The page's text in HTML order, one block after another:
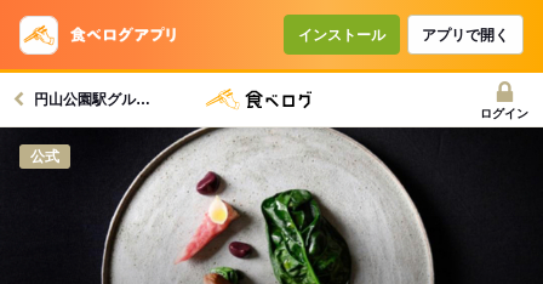
インストール アプリで開く
円山公園駅グルメへ
ログイン
公式